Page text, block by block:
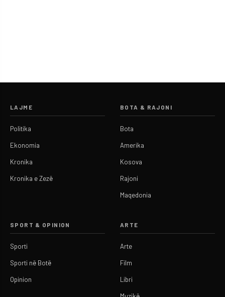
LAJME
Politika
Ekonomia
Kronika
Kronika e Zezë
BOTA & RAJONI
Bota
Amerika
Kosova
Rajoni
Maqedonia
SPORT & OPINION
Sporti
Sporti në Botë
Opinion
ARTE
Arte
Film
Libri